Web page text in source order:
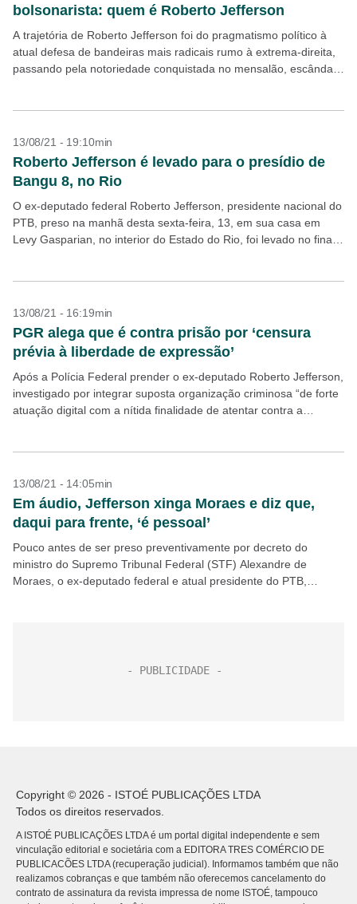
bolsonarista: quem é Roberto Jefferson
A trajetória de Roberto Jefferson foi do pragmatismo político à
atual defesa de bandeiras mais radicais rumo à extrema-direita,
passando pela notoriedade conquistada no mensalão, escândalo
13/08/21 - 19:10min
Roberto Jefferson é levado para o presídio de
Bangu 8, no Rio
O ex-deputado federal Roberto Jefferson, presidente nacional do
PTB, preso na manhã desta sexta-feira, 13, em sua casa em
Levy Gasparian, no interior do Estado do Rio, foi levado no final
13/08/21 - 16:19min
PGR alega que é contra prisão por ‘censura
prévia à liberdade de expressão’
Após a Polícia Federal prender o ex-deputado Roberto Jefferson,
investigado por integrar suposta organização criminosa “de forte
atuação digital com a nítida finalidade de atentar contra a
13/08/21 - 14:05min
Em áudio, Jefferson xinga Moraes e diz que,
daqui para frente, ‘é pessoal’
Pouco antes de ser preso preventivamente por decreto do
ministro do Supremo Tribunal Federal (STF) Alexandre de
Moraes, o ex-deputado federal e atual presidente do PTB,
Copyright © 2026 - ISTOÉ PUBLICAÇÕES LTDA
Todos os direitos reservados.
A ISTOÉ PUBLICAÇÕES LTDA é um portal digital independente e sem
vinculação editorial e societária com a EDITORA TRES COMÉRCIO DE
PUBLICACÕES LTDA (recuperação judicial). Informamos também que não
realizamos cobranças e que também não oferecemos cancelamento do
contrato de assinatura da revista impressa de nome ISTOÉ, tampouco